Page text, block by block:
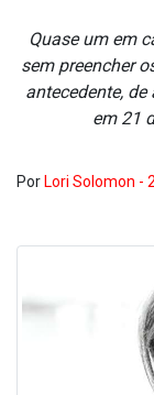
Quase um em
sem preencher
antecedente,
em 21
Por Lori Solomon -